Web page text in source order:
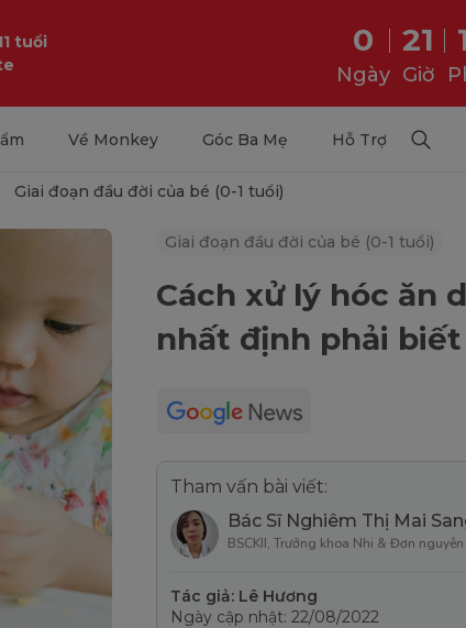
tuổi
0
Ngày
21
Giờ
Về Monkey Góc Ba Mẹ Hỗ Trợ
Giai đoạn đầu đời của bé (0-1 tuổi)
Giai đoạn đầu đời của bé (0-1 tuổi)
Cách xử lý hóc ăn
nhất định phải biết
Tham vấn bài viết:
Bác Sĩ Nghiêm Thị Mai
BSCKII, Trưởng khoa Nhi & Đơn nguyên
Tác giả: Lê Hương
Ngày cập nhật: 22/08/2022